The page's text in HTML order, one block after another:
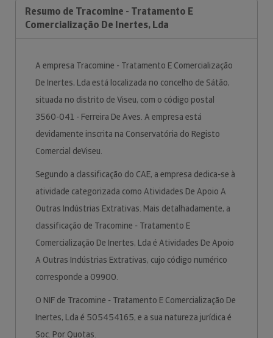
Resumo de Tracomine - Tratamento E
Comercialização De Inertes, Lda
A empresa Tracomine - Tratamento E Comercialização
De Inertes, Lda está localizada no concelho de Sátão,
situada no distrito de Viseu, com o código postal
3560-041 - Ferreira De Aves. A empresa está
devidamente inscrita na Conservatória do Registo
Comercial deViseu.
Segundo a classificação do CAE, a empresa dedica-se à
atividade categorizada como Atividades De Apoio A
Outras Indústrias Extrativas. Mais detalhadamente, a
classificação de Tracomine - Tratamento E
Comercialização De Inertes, Lda é Atividades De Apoio
A Outras Indústrias Extrativas, cujo código numérico
corresponde a 09900.
O NIF de Tracomine - Tratamento E Comercialização De
Inertes, Lda é 505454165, e a sua natureza jurídica é
Soc. Por Quotas.